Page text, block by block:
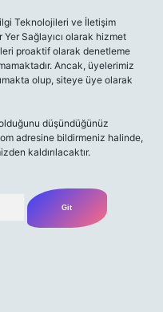
Teknolojileri ve İletişim
Yer Sağlayıcı olarak hizmet
proaktif olarak denetleme
Ancak, üyelerimiz
olup, siteye üye olarak
düşündüğünüz
adresine bildirmeniz halinde,
kaldırılacaktır.